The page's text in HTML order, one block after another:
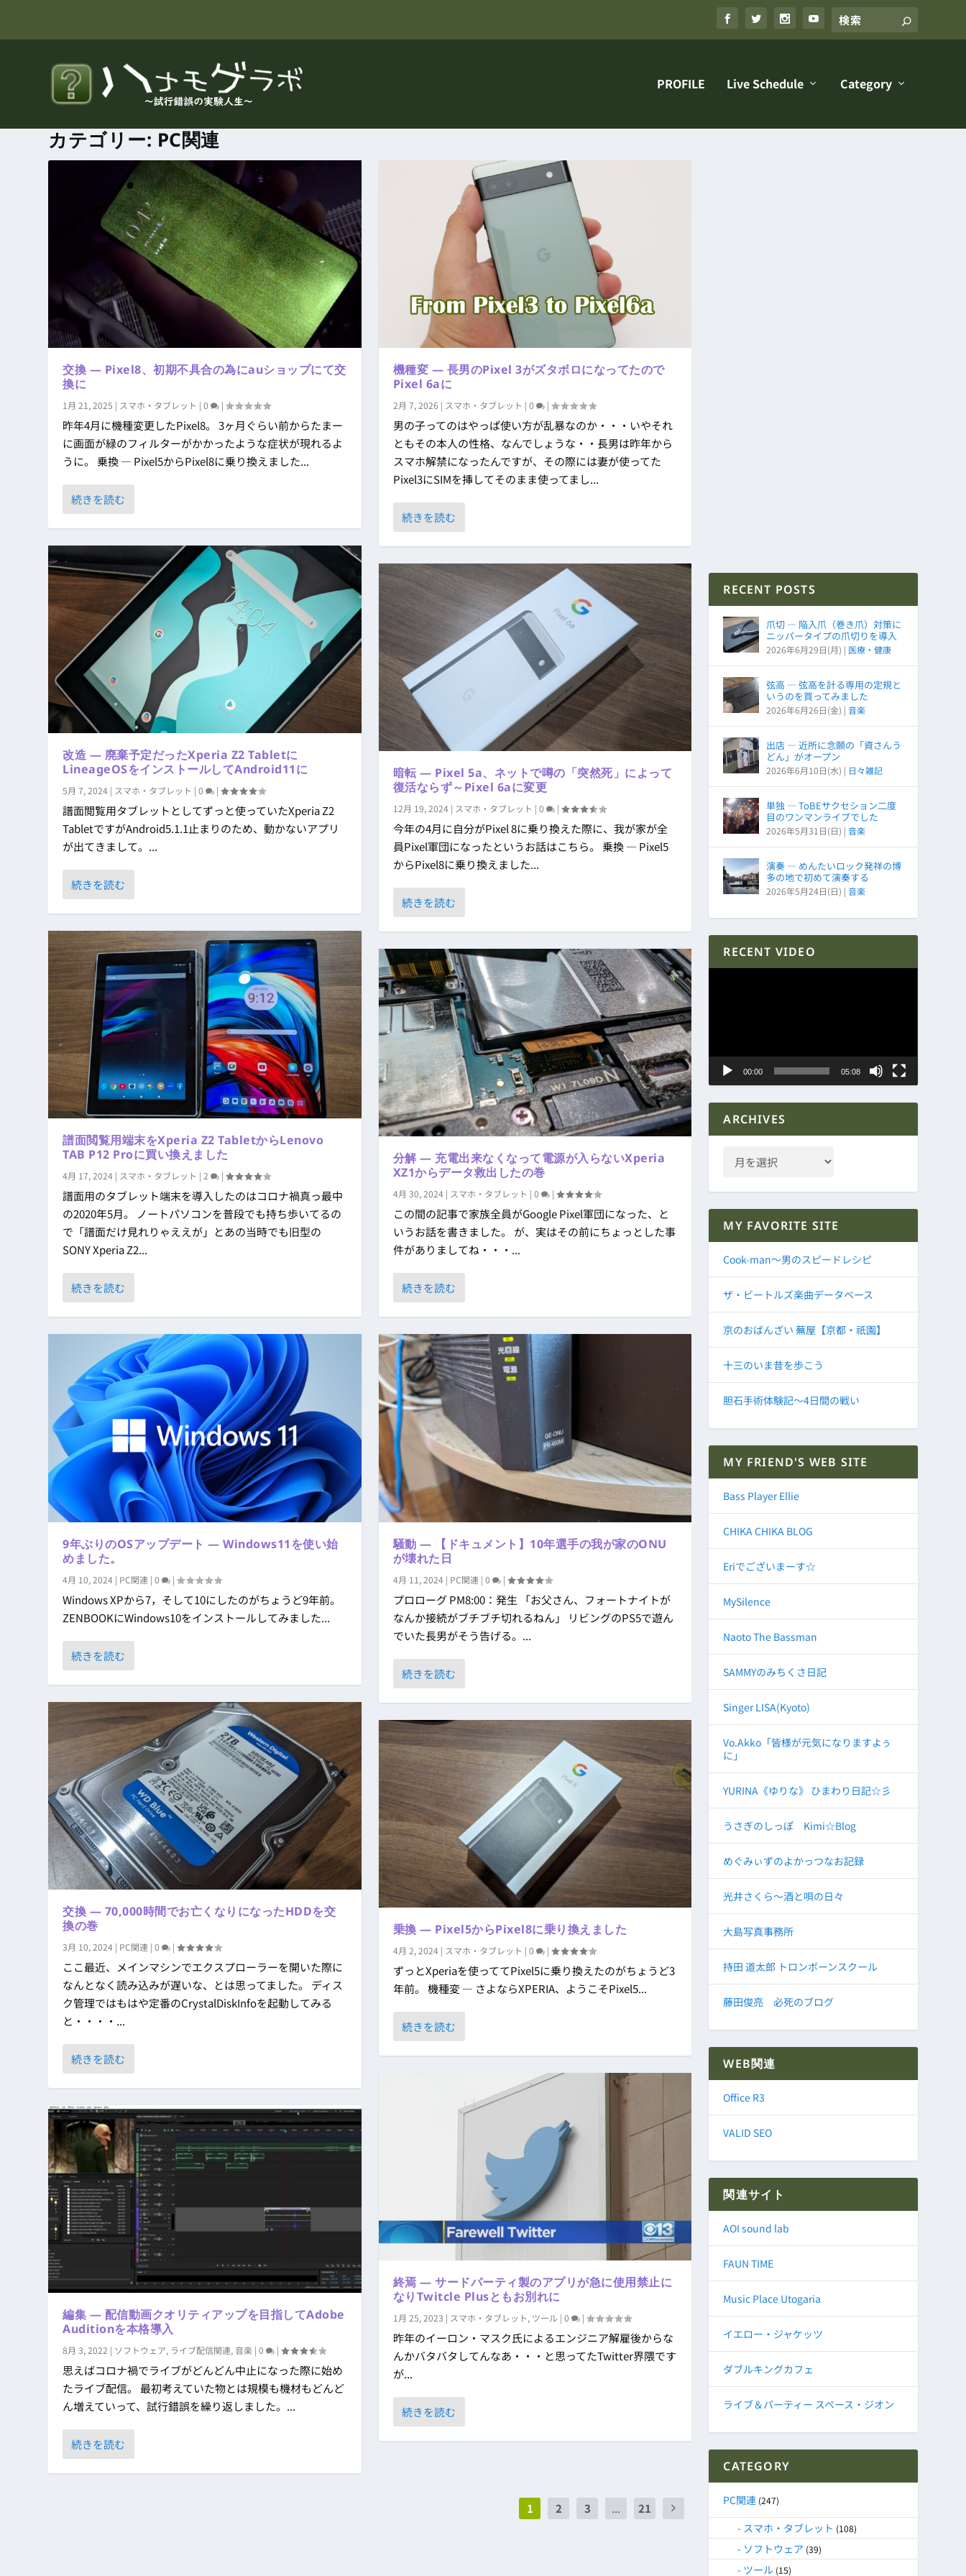
PROFILE Live Schedule Category
カテゴリー: PC関連
交換 ― Pixel8、初期不具合の為にauショップにて交
換に
1月 21, 2025 | スマホ・タブレット |0 |
昨年4月に機種変更したPixel8。 3ヶ月ぐらい前からたまー
に画面が緑のフィルターがかかったような症状が現れるよ
うに。 乗換 ― Pixel5からPixel8に乗り換えました...
続きを読む
改造 ― 廃棄予定だったXperia Z2 Tabletに
LineageOSをインストールしてAndroid11に
5月 7, 2024 | スマホ・タブレット |0 |
譜面閲覧用タブレットとしてずっと使っていたXperia Z2
TabletですがAndroid5.1.1止まりのため、動かないアプリ
が出てきまして。...
続きを読む
譜面閲覧用端末をXperia Z2 TabletからLenovo
TAB P12 Proに買い換えました
4月 17, 2024 | スマホ・タブレット |2 |
譜面用のタブレット端末を導入したのはコロナ禍真っ最中
の2020年5月。 ノートパソコンを普段でも持ち歩いてるの
で「譜面だけ見れりゃええが」とあの当時でも旧型の
SONY Xperia Z2...
続きを読む
9年ぶりのOSアップデート ― Windows11を使い始
めました。
4月 10, 2024 | PC関連 |0 |
Windows XPから7，そして10にしたのがちょうど9年前。
ZENBOOKにWindows10をインストールしてみました...
続きを読む
交換 ― 70,000時間でお亡くなりになったHDDを交
換の巻
3月 10, 2024 | PC関連 |0 |
ここ最近、メインマシンでエクスプローラーを開いた際に
なんとなく読み込みが遅いな、とは思ってました。 ディス
ク管理ではもはや定番のCrystalDiskInfoを起動してみる
と・・・・...
続きを読む
編集 ― 配信動画クオリティアップを目指してAdobe
Auditionを本格導入
8月 3, 2022 | ソフトウェア, ライブ配信関連,音楽 |0 |
思えばコロナ禍でライブがどんどん中止になった際に始め
たライブ配信。 最初考えていた物とは規模も機材もどんど
ん増えていって、試行錯誤を繰り返しました。...
続きを読む
機種変 ― 長男のPixel 3がズタボロになってたので
Pixel 6aに
2月 7, 2026 | スマホ・タブレット | 0 |
男の子ってのはやっぱ使い方が乱暴なのか・・・いやそれ
ともその本人の性格、なんでしょうな・・長男は昨年から
スマホ解禁になったんですが、その際には妻が使ってた
Pixel3にSIMを挿してそのまま使ってまし...
続きを読む
暗転 ― Pixel 5a、ネットで噂の「突然死」によって
復活ならず～Pixel 6aに変更
12月 19, 2024 | スマホ・タブレット | 0 |
今年の4月に自分がPixel 8に乗り換えた際に、我が家が全
員Pixel軍団になったというお話はこちら。 乗換 ― Pixel5
からPixel8に乗り換えました...
続きを読む
分解 ― 充電出来なくなって電源が入らないXperia
XZ1からデータ救出したの巻
4月 30, 2024 | スマホ・タブレット | 0 |
この間の記事で家族全員がGoogle Pixel軍団になった、と
いうお話を書きました。 が、実はその前にちょっとした事
件がありましてね・・・...
続きを読む
騒動 ― 【ドキュメント】10年選手の我が家のONU
が壊れた日
4月 11, 2024 | PC関連| 0 |
プロローグ PM8:00：発生 「お父さん、フォートナイトが
なんか接続がブチブチ切れるねん」 リビングのPS5で遊ん
でいた長男がそう告げる。...
続きを読む
乗換 ― Pixel5からPixel8に乗り換えました
4月 2, 2024 | スマホ・タブレット | 0 |
ずっとXperiaを使っててPixel5に乗り換えたのがちょうど3
年前。 機種変 ― さよならXPERIA、ようこそPixel5...
続きを読む
終焉 ― サードパーティ製のアプリが急に使用禁止に
なりTwitcle Plusともお別れに
1月 25, 2023 | スマホ・タブレット, ツール| 0 |
昨年のイーロン・マスク氏によるエンジニア解雇後からな
んかバタバタしてんなあ・・・と思ってたTwitter界隈です
が...
続きを読む
1 2 3 ... 21
RECENT POSTS
爪切 ― 陥入爪（巻き爪）対策に
ニッパータイプの爪切りを導入
2026年6月29日(月) | 医療・健康
弦高 ― 弦高を計る専用の定規と
いうのを買ってみました
2026年6月26日(金) |音楽
出店 ― 近所に念願の「資さんう
どん」がオープン
2026年6月10日(水) | 日々雑記
単独 ― ToBEサクセション二度
目のワンマンライブでした
2026年5月31日(日) |音楽
演奏 ― めんたいロック発祥の博
多の地で初めて演奏する
2026年5月24日(日) |音楽
RECENT VIDEO
ー
00:00 05:08
ARCHIVES
MY FAVORITE SITE
Cook-man～男のスピードレシピ
ザ・ビートルズ楽曲データベース
京のおばんざい 蕪屋【京都・祇園】
十三のいま昔を歩こう
胆石手術体験記～4日間の戦い
MY FRIEND'S WEB SITE
Bass Player Ellie
CHIKA CHIKA BLOG
Eriでございまーす☆
MySilence
Naoto The Bassman
SAMMYのみちくさ日記
Singer LISA(Kyoto)
Vo.Akko「皆様が元気になりますよぅ
に」
YURINA《ゆりな》 ひまわり日記☆彡
うさぎのしっぽ Kimi☆Blog
めぐみぃずのよかっつなお記録
光井さくら～酒と唄の日々
大島写真事務所
持田 道太郎 トロンボーンスクール
藤田俊亮 必死のブログ
WEB関連
Office R3
VALID SEO
関連サイト
AOI sound lab
FAUN TIME
Music Place Utogaria
イエロー・ジャケッツ
ダブルキングカフェ
ライブ＆パーティー スペース・ジオン
CATEGORY
PC関連 (247)
スマホ・タブレット (108)
ソフトウェア (39)
ツール (15)